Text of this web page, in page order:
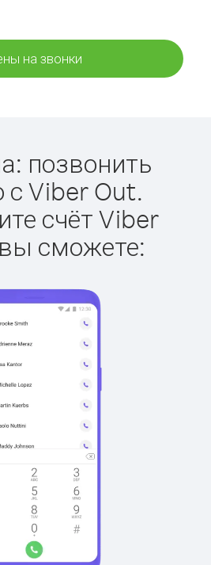
на звонки
позвонить
с Viber Out.
счёт Viber
сможете: